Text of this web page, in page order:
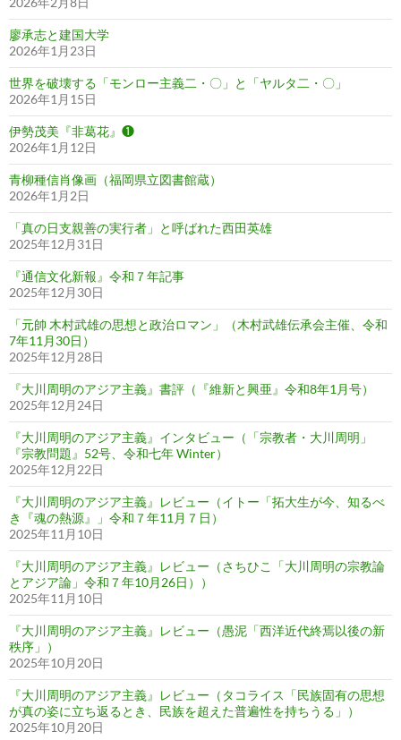
廖承志と建国大学
2026年1月23日
世界を破壊する「モンロー主義二・〇」と「ヤルタ二・〇」
2026年1月15日
伊勢茂美『非葛花』❶
2026年1月12日
青柳種信肖像画（福岡県立図書館蔵）
2026年1月2日
「真の日支親善の実行者」と呼ばれた西田英雄
2025年12月31日
『通信文化新報』令和７年記事
2025年12月30日
「元帥 木村武雄の思想と政治ロマン」（木村武雄伝承会主催、令和
7年11月30日）
2025年12月28日
『大川周明のアジア主義』書評（『維新と興亜』令和8年1月号）
2025年12月24日
『大川周明のアジア主義』インタビュー（「宗教者・大川周明」
『宗教問題』52号、令和七年 Winter）
2025年12月22日
『大川周明のアジア主義』レビュー（イトー「拓大生が今、知るべ
き『魂の熱源』」令和７年11月７日）
2025年11月10日
『大川周明のアジア主義』レビュー（さちひこ「大川周明の宗教論
とアジア論」令和７年10月26日））
2025年11月10日
『大川周明のアジア主義』レビュー（愚泥「西洋近代終焉以後の新
秩序」）
2025年10月20日
『大川周明のアジア主義』レビュー（タコライス「民族固有の思想
が真の姿に立ち返るとき、民族を超えた普遍性を持ちうる」）
2025年10月20日